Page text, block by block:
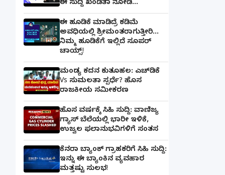
ಈ ಸುದ್ದಿ ಖಂಡಿತಾ ನೋಡಿ...
ಈ ಹೂಡಿಕೆ ಮಾಡಿದ್ರೆ ಕಡಿಮೆ
ಅವಧಿಯಲ್ಲಿ ಶ್ರೀಮಂತರಾಗುತ್ತೀರಿ...
ನಿಮ್ಮ ಹೂಡಿಕೆಗೆ ಇಲ್ಲಿದೆ ಸೂಪರ್
ಚಾಯ್ಸ್‌!
ಮಂಡ್ಯ ಕದನ ಕುತೂಹಲ: ಎಚ್‌ಡಿಕೆ
Vs ಸುಮಲತಾ ಸ್ಪರ್ಧೆ? ಹೊಸ
ರಾಜಕೀಯ ಸಮೀಕರಣ
ಹೊಸ ವರ್ಷಕ್ಕೆ ಸಿಹಿ ಸುದ್ದಿ: ವಾಣಿಜ್ಯ
ಗ್ಯಾಸ್‌ ಬೆಲೆಯಲ್ಲಿ ಭಾರೀ ಇಳಿಕೆ,
ಉಜ್ವಲ ಫಲಾನುಭವಿಗಳಿಗೆ ಸಂತಸ
ಕೆನರಾ ಬ್ಯಾಂಕ್‌ ಗ್ರಾಹಕರಿಗೆ ಸಿಹಿ ಸುದ್ದಿ:
ಇನ್ನು ಈ ಬ್ಯಾಂಕಿನ ವ್ಯವಹಾರ
ಮತ್ತಷ್ಟು ಸುಲಭ!